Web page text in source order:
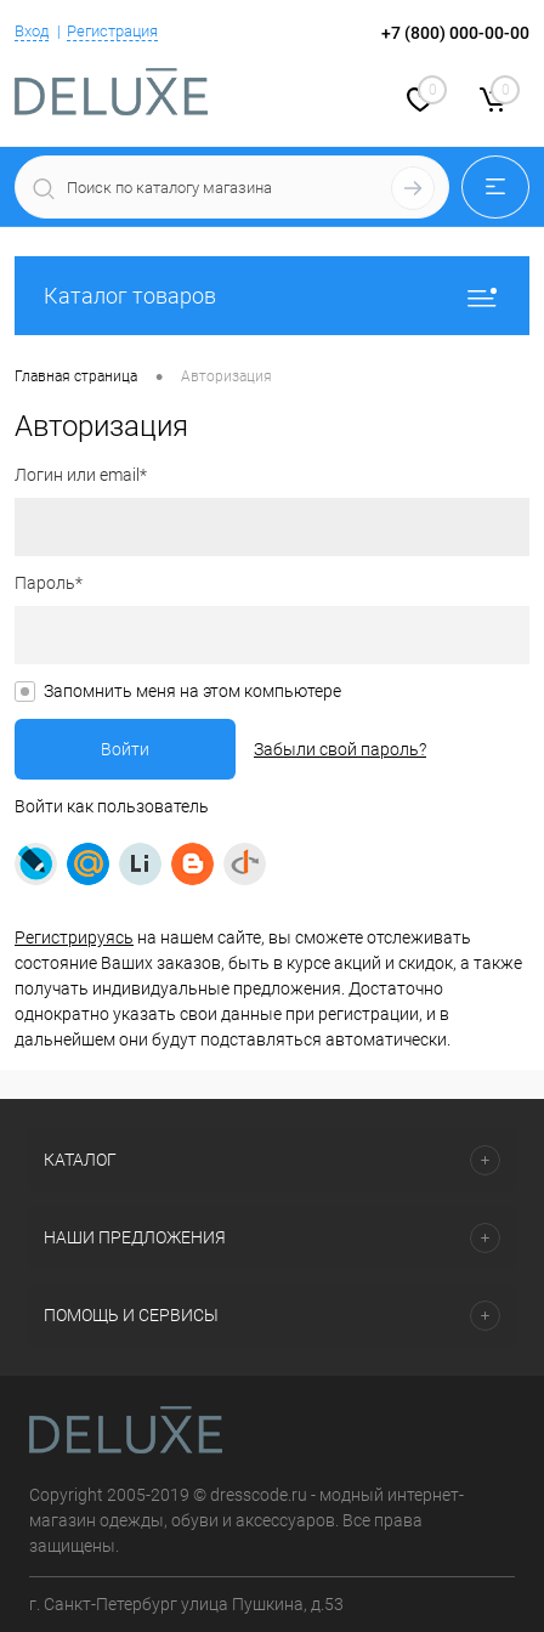
Вход Регистрация +7 (800) 000-00-00
0 0
Каталог товаров
Главная страница • Авторизация
Авторизация
Логин или email*
Пароль*
Запомнить меня на этом компьютере
Забыли свой пароль?
Войти как пользователь
Регистрируясь на нашем сайте, вы сможете отслеживать
состояние Ваших заказов, быть в курсе акций и скидок, а также
получать индивидуальные предложения. Достаточно
однократно указать свои данные при регистрации, и в
дальнейшем они будут подставляться автоматически.
КАТАЛОГ
НАШИ ПРЕДЛОЖЕНИЯ
ПОМОЩЬ И СЕРВИСЫ
Copyright 2005-2019 © dresscode.ru - модный интернет-
магазин одежды, обуви и аксессуаров. Все права
защищены.
г. Санкт-Петербург улица Пушкина, д.53